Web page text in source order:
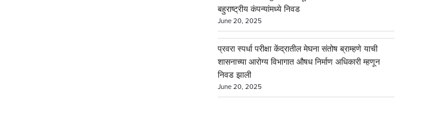
बहुराष्ट्रीय कंपन्यांमध्ये निवड
June 20, 2025
प्रवरा स्पर्धा परीक्षा केंद्रातील मेघना संतोष ब्राम्हणे याची
शासनाच्या आरोग्य विभागात औषध निर्माण अधिकारी म्हणून
निवड झाली
June 20, 2025